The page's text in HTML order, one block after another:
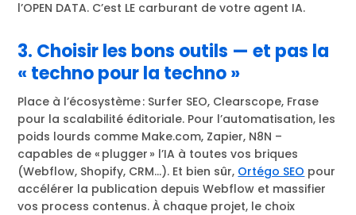
l’OPEN DATA. C’est LE carburant de votre agent IA.
3. Choisir les bons outils — et pas la
« techno pour la techno »
Place à l’écosystème : Surfer SEO, Clearscope, Frase
pour la scalabilité éditoriale. Pour l’automatisation, les
poids lourds comme Make.com, Zapier, N8N –
capables de « plugger » l’IA à toutes vos briques
(Webflow, Shopify, CRM…). Et bien sûr, Ortégo SEO pour
accélérer la publication depuis Webflow et massifier
vos process contenus. À chaque projet, le choix